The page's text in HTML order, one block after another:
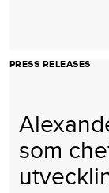
PRESS RELEASES
som